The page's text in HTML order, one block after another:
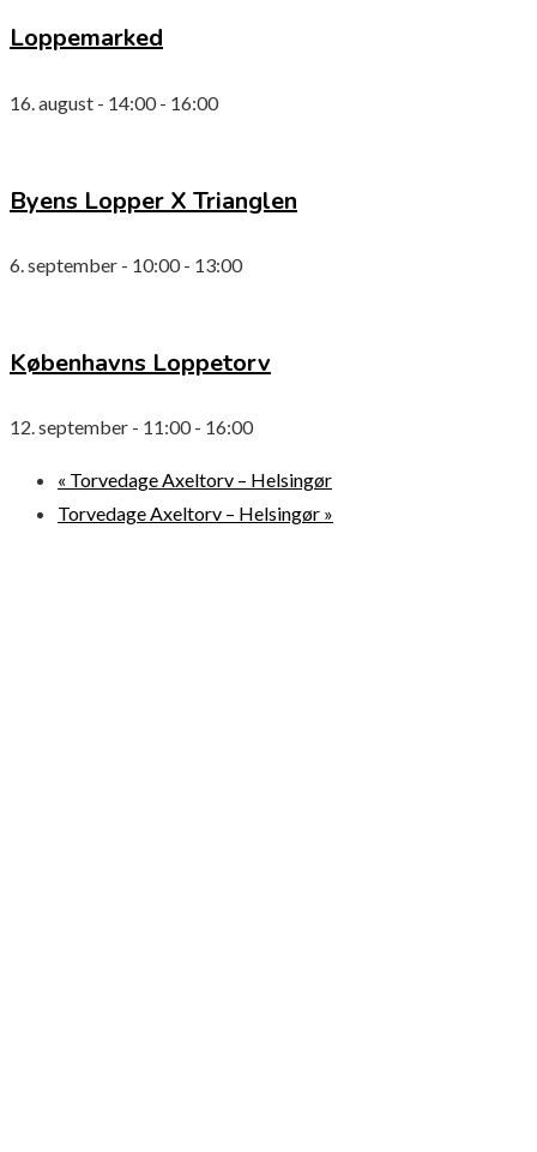
Loppemarked
16. august - 14:00- 16:00
Byens Lopper X Trianglen
6. september - 10:00- 13:00
Københavns Loppetorv
12. september - 11:00- 16:00
« Torvedage Axeltorv – Helsingør
Torvedage Axeltorv – Helsingør »